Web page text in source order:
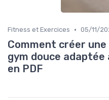
Fitness et Exercices • 05/11/
Comment créer
gym douce adaptée
en PDF